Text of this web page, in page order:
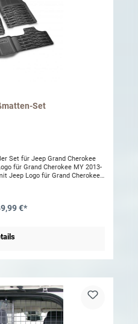
Set
Set für Jeep Grand Cherokee
für Grand Cherokee MY 2013-
Jeep Logo für Grand Cherokee
€*